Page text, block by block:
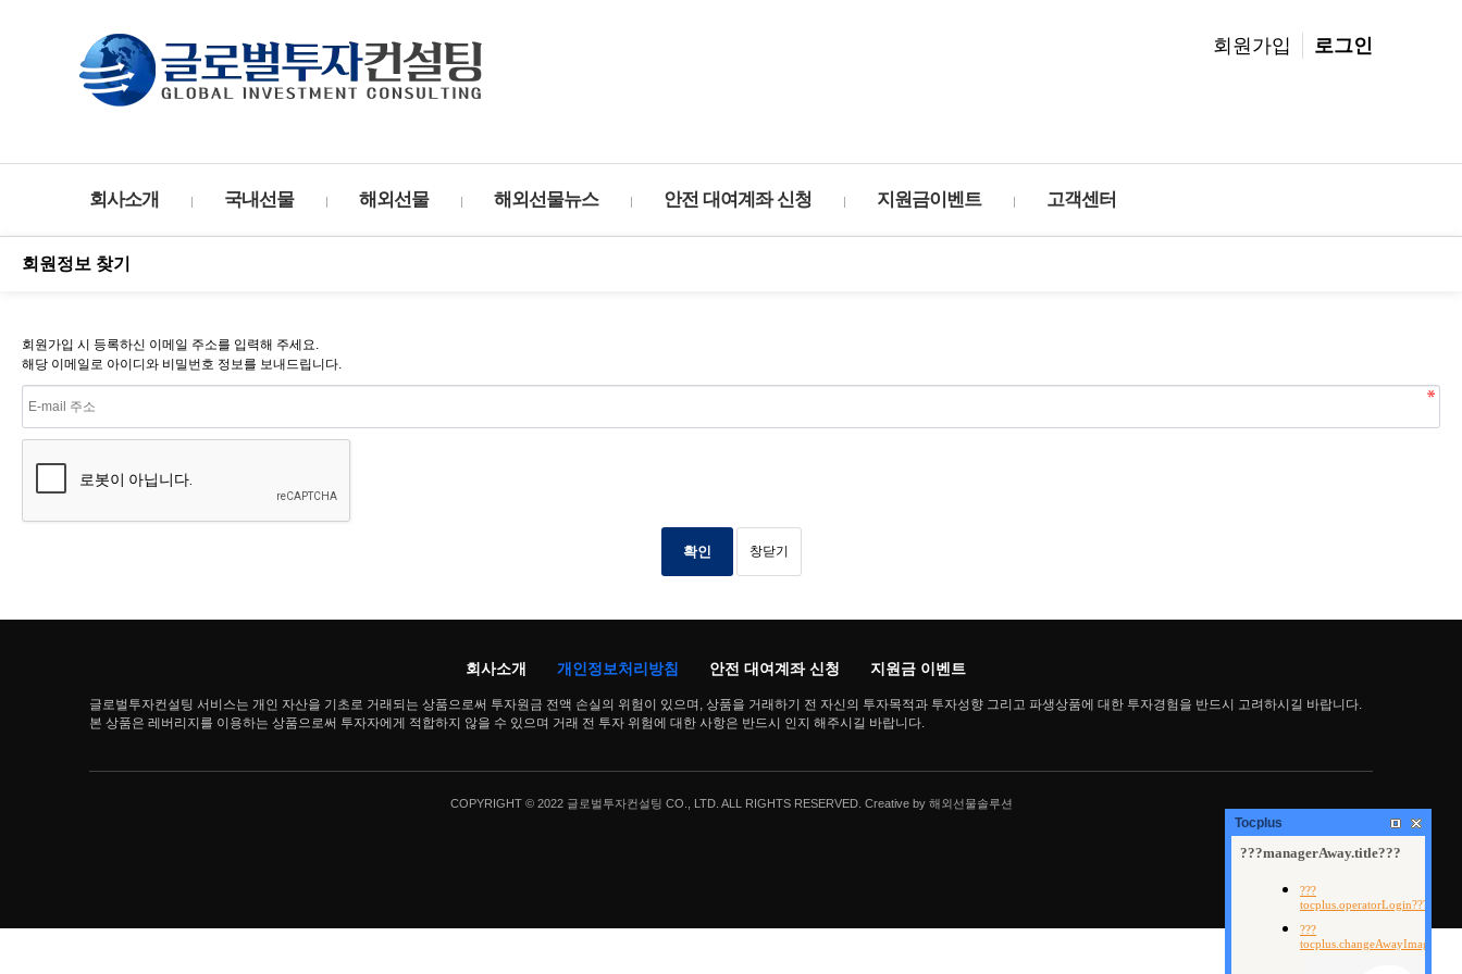
회원가입 로그인
회사소개 국내선물 해외선물 해외선물뉴스 안전 대여계좌 신청 지원금이벤트 고객센터
회원정보 찾기
회원가입 시 등록하신 이메일 주소를 입력해 주세요.
해당 이메일로 아이디와 비밀번호 정보를 보내드립니다.
확인 창닫기
회사소개 개인정보처리방침 안전 대여계좌 신청 지원금 이벤트
글로벌투자컨설팅 서비스는 개인 자산을 기초로 거래되는 상품으로써 투자원금 전액 손실의 위험이 있으며, 상품을 거래하기 전 자신의 투자목적과 투자성향 그리고 파생상품에 대한 투자경험을 반드시 고려하시길 바랍니다.
본 상품은 레버리지를 이용하는 상품으로써 투자자에게 적합하지 않을 수 있으며 거래 전 투자 위험에 대한 사항은 반드시 인지 해주시길 바랍니다.
COPYRIGHT © 2022 글로벌투자컨설팅 CO., LTD. ALL RIGHTS RESERVED. Creative by 해외선물솔루션
Tocplus